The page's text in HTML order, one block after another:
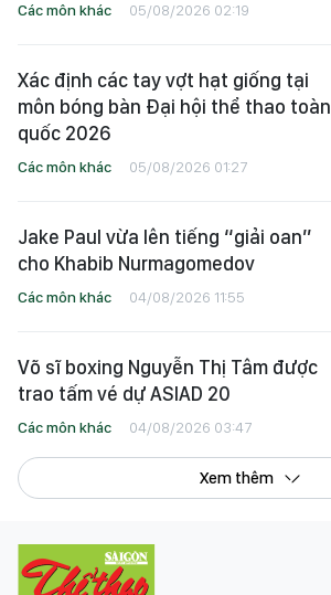
Các môn khác 05/08/2026 02:19
Xác định các tay vợt hạt giống tại
môn bóng bàn Đại hội thể thao toàn
quốc 2026
Các môn khác 05/08/2026 01:27
Jake Paul vừa lên tiếng “giải oan”
cho Khabib Nurmagomedov
Các môn khác 04/08/2026 11:55
Võ sĩ boxing Nguyễn Thị Tâm được
trao tấm vé dự ASIAD 20
Các môn khác 04/08/2026 03:47
Xem thêm